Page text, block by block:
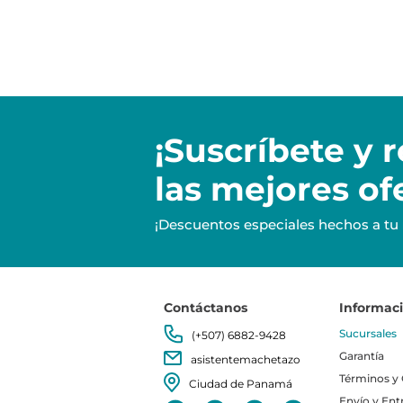
¡Suscríbete y
las mejores
¡Descuentos especiales hechos a
Contáctanos
(+507) 6882-9428
asistentemachetazo
Ciudad de Panamá
Sucursales
Garantía
Términos y